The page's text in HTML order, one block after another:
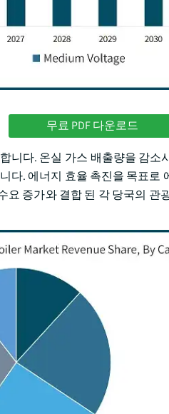
무료 PDF 다운로드
니다. 온실 가스 배출량을 감소
. 에너지 효율 촉진을 목표로
증가와 결합 된 각 당국의 관